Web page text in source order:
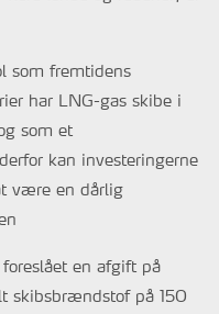
som fremtidens
har LNG-gas skibe i
som et
kan investeringerne
være en dårlig
en afgift på
skibsbrændstof på 150